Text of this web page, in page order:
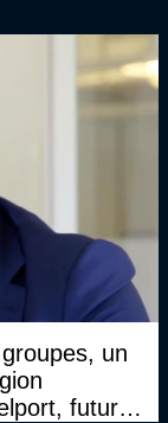
un
futur